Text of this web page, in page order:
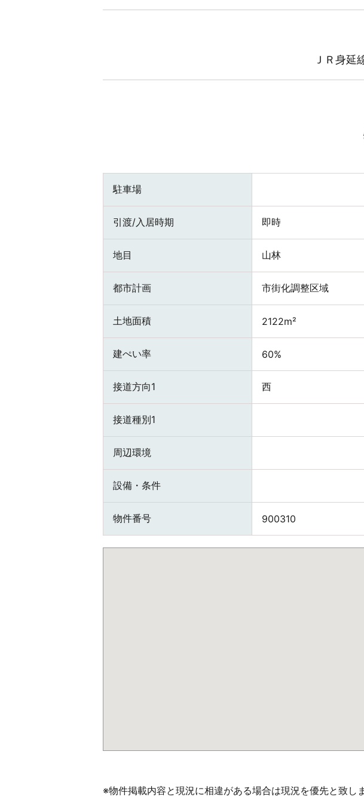
ＪＲ身延
駐車場
引渡/入居時期 即時
地目 山林
都市計画 市街化調整区域
土地面積 2122m²
建ぺい率 60%
接道方向1 西
接道種別1
周辺環境
設備・条件
物件番号 900310
※物件掲載内容と現況に相違がある場合は現況を優先と致しま